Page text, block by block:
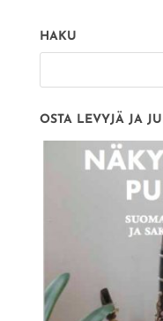
HAKU
OSTA LEVYJÄ JA